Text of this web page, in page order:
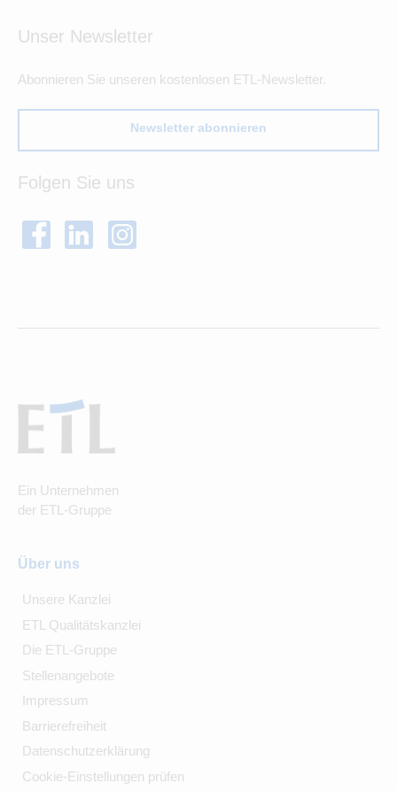
Unser Newsletter
Abonnieren Sie unseren kostenlosen ETL-Newsletter.
Newsletter abonnieren
Folgen Sie uns
Ein Unternehmen
der ETL-Gruppe
Über uns
Unsere Kanzlei
ETL Qualitätskanzlei
Die ETL-Gruppe
Stellenangebote
Impressum
Barrierefreiheit
Datenschutzerklärung
Cookie-Einstellungen prüfen